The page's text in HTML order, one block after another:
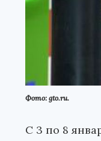
Фото: gto.ru.
С 3 по 8